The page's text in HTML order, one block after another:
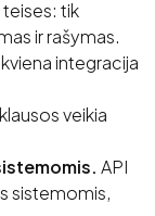
teises: tik
ir rašymas.
integracija
veikia
API
sistemomis,